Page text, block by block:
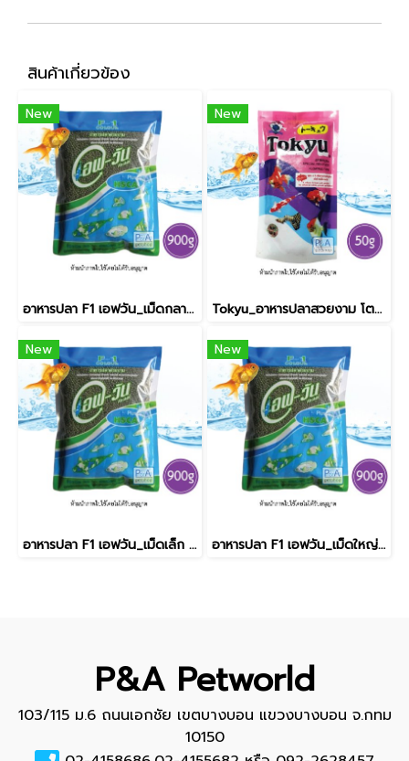
สินค้าเกี่ยวข้อง
New
อาหารปลา F1 เอฟวัน_เม็ดกลาง / สีเขียว [900g]
New
Tokyu_อาหารปลาสวยงาม โตคิว / 50g
New
อาหารปลา F1 เอฟวัน_เม็ดเล็ก / สีเขียว [900g]
New
อาหารปลา F1 เอฟวัน_เม็ดใหญ่ / สีเขียว [900g]
P&A Petworld
103/115 ม.6 ถนนเอกชัย เขตบางบอน แขวงบางบอน จ.กทม
10150